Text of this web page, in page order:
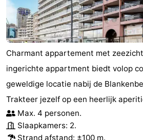
Charmant appartement met
ingerichte appartment biedt volop
geweldige locatie nabij de
Trakteer jezelf op een heerlijk
Max. 4 personen.
Slaapkamers: 2.
Strand afstand: ±100 m.